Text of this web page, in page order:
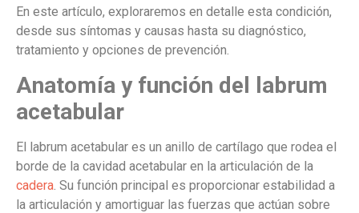
En este artículo, exploraremos en detalle esta condición,
desde sus síntomas y causas hasta su diagnóstico,
tratamiento y opciones de prevención.
Anatomía y función del labrum
acetabular
El labrum acetabular es un anillo de cartílago que rodea el
borde de la cavidad acetabular en la articulación de la
cadera. Su función principal es proporcionar estabilidad a
la articulación y amortiguar las fuerzas que actúan sobre